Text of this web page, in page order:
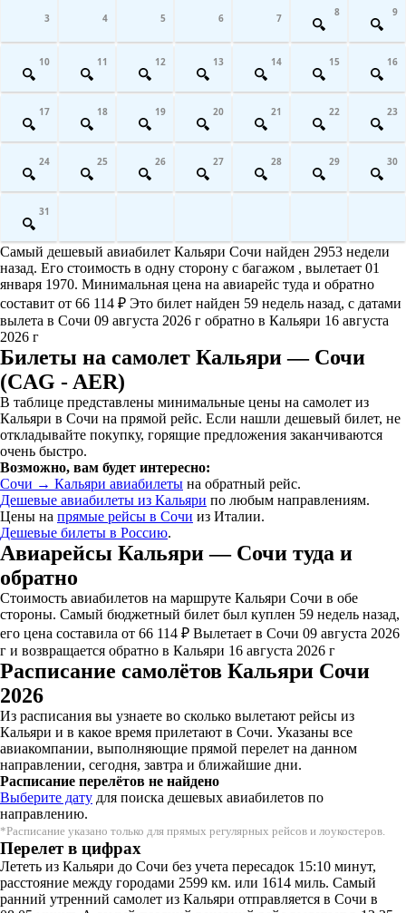
3 4 5 6 7 8 9
10 11 12 13 14 15 16
17 18 19 20 21 22 23
24 25 26 27 28 29 30
31
Самый дешевый авиабилет Кальяри Сочи найден 2953 недели
назад. Его стоимость в одну сторону с багажом , вылетает 01
января 1970. Минимальная цена на авиарейс туда и обратно
составит от 66 114 ₽ Это билет найден 59 недель назад, с датами
вылета в Сочи 09 августа 2026 г обратно в Кальяри 16 августа
2026 г
Билеты на самолет Кальяри — Сочи
(CAG - AER)
В таблице представлены минимальные цены на самолет из
Кальяри в Сочи на прямой рейс. Если нашли дешевый билет, не
откладывайте покупку, горящие предложения заканчиваются
очень быстро.
Возможно, вам будет интересно:
Сочи → Кальяри авиабилеты на обратный рейс.
Дешевые авиабилеты из Кальяри по любым направлениям.
Цены на прямые рейсы в Сочи из Италии.
Дешевые билеты в Россию.
Авиарейсы Кальяри — Сочи туда и
обратно
Стоимость авиабилетов на маршруте Кальяри Сочи в обе
стороны. Самый бюджетный билет был куплен 59 недель назад,
его цена составила от 66 114 ₽ Вылетает в Сочи 09 августа 2026
г и возвращается обратно в Кальяри 16 августа 2026 г
Расписание самолётов Кальяри Сочи
2026
Из расписания вы узнаете во сколько вылетают рейсы из
Кальяри и в какое время прилетают в Сочи. Указаны все
авиакомпании, выполняющие прямой перелет на данном
направлении, сегодня, завтра и ближайшие дни.
Расписание перелётов не найдено
Выберите дату для поиска дешевых авиабилетов по
направлению.
*Расписание указано только для прямых регулярных рейсов и лоукостеров.
Перелет в цифрах
Лететь из Кальяри до Сочи без учета пересадок 15:10 минут,
расстояние между городами 2599 км. или 1614 миль. Самый
ранний утренний самолет из Кальяри отправляется в Сочи в